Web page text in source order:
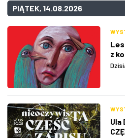
PIĄTEK, 14.08.2026
z
Ula